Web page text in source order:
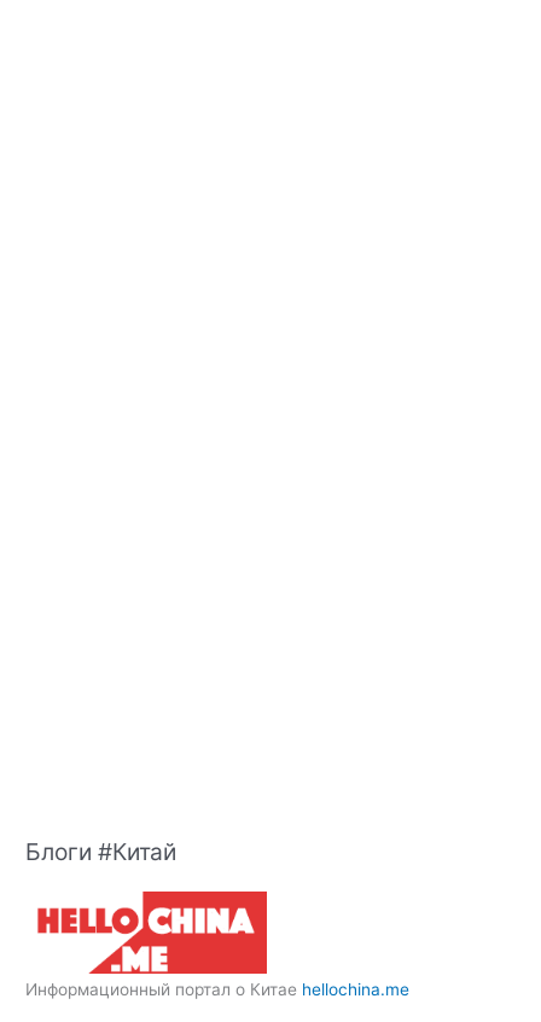
Блоги #Китай
Информационный портал о Китае hellochina.me